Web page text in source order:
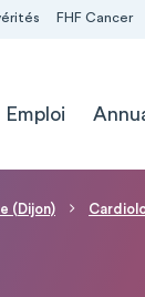
FHF Cancer
Emploi
(Dijon)